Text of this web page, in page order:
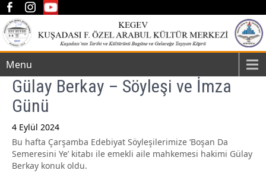
Menu
Gülay Berkay – Söyleşi ve İmza
Günü
4 Eylül 2024
Bu hafta Çarşamba Edebiyat Söyleşilerimize ‘Boşan Da
Semeresini Ye’ kitabı ile emekli aile mahkemesi hakimi Gülay
Berkay konuk oldu.
Post
navigation